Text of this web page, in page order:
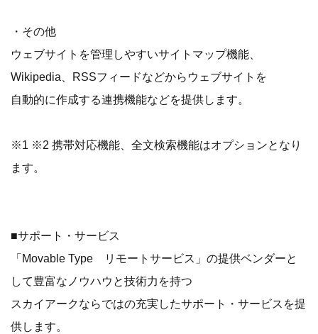
・その他
ウェブサイトを管理しやすいサイトマップ機能、
Wikipedia、RSSフィードなどからウェブサイトを
自動的に作成する連携機能などを提供します。
※1 ※2 携帯対応機能、全文検索機能はオプションとなり
ます。
■サポート・サービス
「Movable Type リモートサービス」の提供ベンダーと
して豊富なノウハウと技術力を持つ
スカイアークならではの充実したサポート・サービスを提
供します。